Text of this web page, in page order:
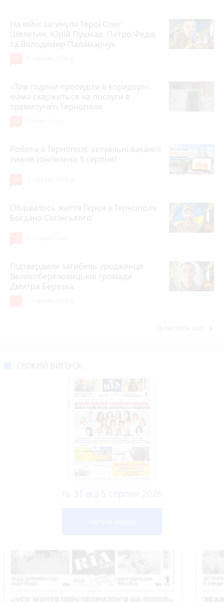
На війні загинули Герої Олег
Шелетин, Юрій Пушкар, Петро Федів
та Володимир Паламарчук
«Три години просиділи в коридорі»:
мама скаржиться на послуги в
травмпункті Тернополя
Робота в Тернополі: актуальні вакансії
тижня (оновлено 5 серпня)
Обірвалось життя Героя з Тернополя
Богдана Сосінського
Підтвердили загибель уродженця
Великоберезовицької громади
Дмитра Березка